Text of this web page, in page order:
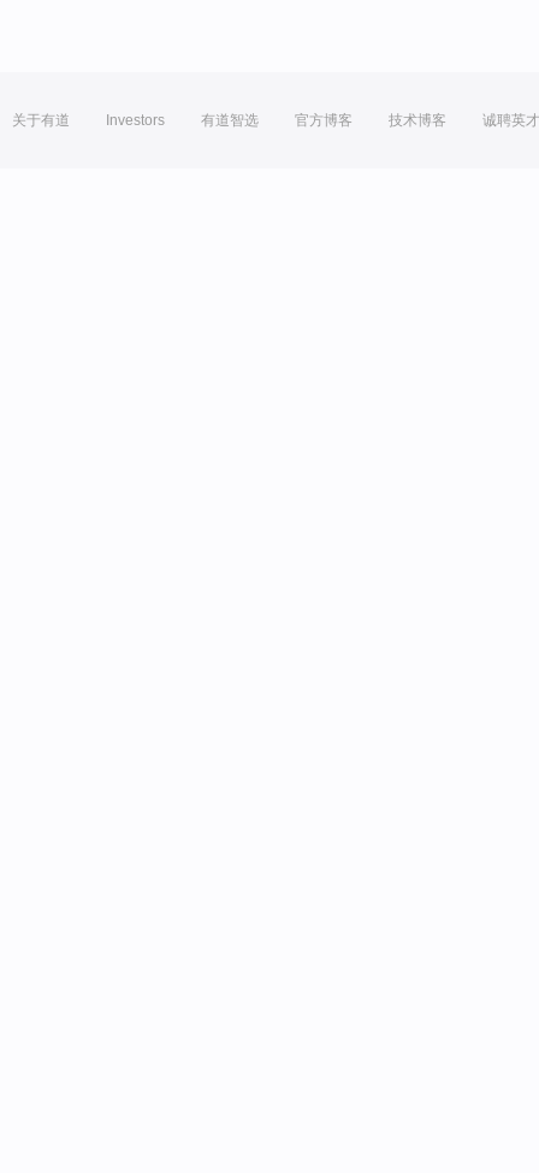
关于有道 Investors 有道智选 官方博客 技术博客 诚聘英才